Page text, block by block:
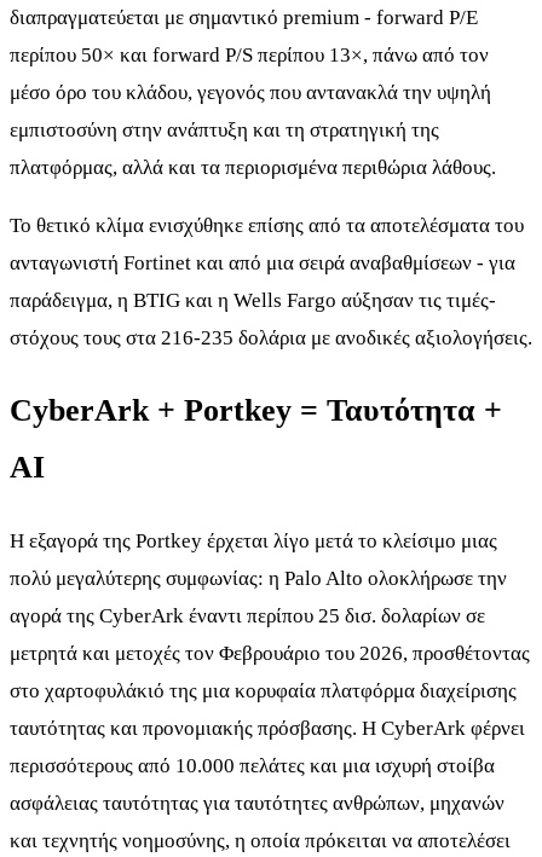
διαπραγματεύεται με σημαντικό premium - forward P/E
περίπου 50× και forward P/S περίπου 13×, πάνω από τον
μέσο όρο του κλάδου, γεγονός που αντανακλά την υψηλή
εμπιστοσύνη στην ανάπτυξη και τη στρατηγική της
πλατφόρμας, αλλά και τα περιορισμένα περιθώρια λάθους.
Το θετικό κλίμα ενισχύθηκε επίσης από τα αποτελέσματα του
ανταγωνιστή Fortinet και από μια σειρά αναβαθμίσεων - για
παράδειγμα, η BTIG και η Wells Fargo αύξησαν τις τιμές-
στόχους τους στα 216-235 δολάρια με ανοδικές αξιολογήσεις.
CyberArk + Portkey = Ταυτότητα +
AI
Η εξαγορά της Portkey έρχεται λίγο μετά το κλείσιμο μιας
πολύ μεγαλύτερης συμφωνίας: η Palo Alto ολοκλήρωσε την
αγορά της CyberArk έναντι περίπου 25 δισ. δολαρίων σε
μετρητά και μετοχές τον Φεβρουάριο του 2026, προσθέτοντας
στο χαρτοφυλάκιό της μια κορυφαία πλατφόρμα διαχείρισης
ταυτότητας και προνομιακής πρόσβασης. Η CyberArk φέρνει
περισσότερους από 10.000 πελάτες και μια ισχυρή στοίβα
ασφάλειας ταυτότητας για ταυτότητες ανθρώπων, μηχανών
και τεχνητής νοημοσύνης, η οποία πρόκειται να αποτελέσει